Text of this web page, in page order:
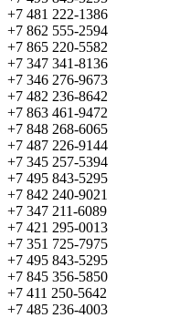
+7 481 222-1386
+7 862 555-2594
+7 865 220-5582
+7 347 341-8136
+7 346 276-9673
+7 482 236-8642
+7 863 461-9472
+7 848 268-6065
+7 487 226-9144
+7 345 257-5394
+7 495 843-5295
+7 842 240-9021
+7 347 211-6089
+7 421 295-0013
+7 351 725-7975
+7 495 843-5295
+7 845 356-5850
+7 411 250-5642
+7 485 236-4003